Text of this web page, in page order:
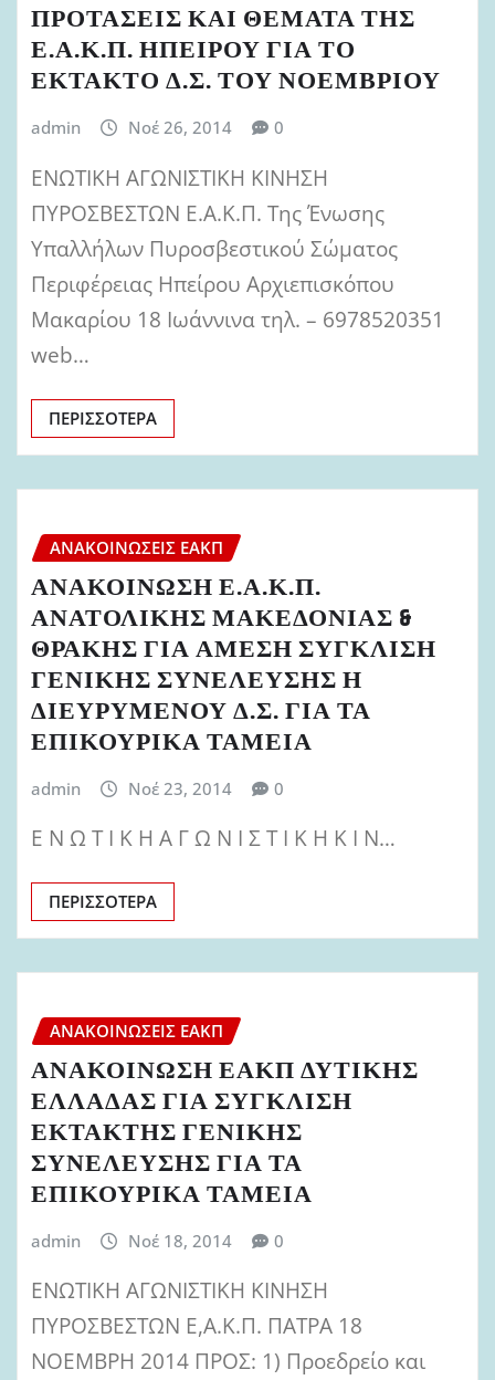
ΠΡΟΤΑΣΕΙΣ ΚΑΙ ΘΕΜΑΤΑ ΤΗΣ
Ε.Α.Κ.Π. ΗΠΕΙΡΟΥ ΓΙΑ ΤΟ
ΕΚΤΑΚΤΟ Δ.Σ. ΤΟΥ ΝΟΕΜΒΡΙΟΥ
admin Νοέ 26, 2014 0
ΕΝΩΤΙΚΗ ΑΓΩΝΙΣΤΙΚΗ ΚΙΝΗΣΗ
ΠΥΡΟΣΒΕΣΤΩΝ Ε.Α.Κ.Π. Της Ένωσης
Υπαλλήλων Πυροσβεστικού Σώματος
Περιφέρειας Ηπείρου Αρχιεπισκόπου
Μακαρίου 18 Ιωάννινα τηλ. – 6978520351
web…
ΠΕΡΙΣΣΌΤΕΡΑ
ΑΝΑΚΟΙΝΏΣΕΙΣ ΕΑΚΠ
ΑΝΑΚΟΙΝΩΣΗ Ε.Α.Κ.Π.
ΑΝΑΤΟΛΙΚΗΣ ΜΑΚΕΔΟΝΙΑΣ &
ΘΡΑΚΗΣ ΓΙΑ ΑΜΕΣΗ ΣΥΓΚΛΙΣΗ
ΓΕΝΙΚΗΣ ΣΥΝΕΛΕΥΣΗΣ Η
ΔΙΕΥΡΥΜΕΝΟΥ Δ.Σ. ΓΙΑ ΤΑ
ΕΠΙΚΟΥΡΙΚΑ ΤΑΜΕΙΑ
admin Νοέ 23, 2014 0
Ε Ν Ω Τ Ι Κ Η Α Γ Ω Ν Ι Σ Τ Ι Κ Η Κ Ι Ν…
ΠΕΡΙΣΣΌΤΕΡΑ
ΑΝΑΚΟΙΝΏΣΕΙΣ ΕΑΚΠ
ΑΝΑΚΟΙΝΩΣΗ ΕΑΚΠ ΔΥΤΙΚΗΣ
ΕΛΛΑΔΑΣ ΓΙΑ ΣΥΓΚΛΙΣΗ
ΕΚΤΑΚΤΗΣ ΓΕΝΙΚΗΣ
ΣΥΝΕΛΕΥΣΗΣ ΓΙΑ ΤΑ
ΕΠΙΚΟΥΡΙΚΑ ΤΑΜΕΙΑ
admin Νοέ 18, 2014 0
ΕΝΩΤΙΚΗ ΑΓΩΝΙΣΤΙΚΗ ΚΙΝΗΣΗ
ΠΥΡΟΣΒΕΣΤΩΝ Ε,Α.Κ.Π. ΠΑΤΡΑ 18
ΝΟΕΜΒΡΗ 2014 ΠΡΟΣ: 1) Προεδρείο και